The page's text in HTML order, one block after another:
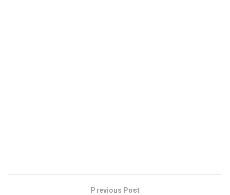
Previous Post